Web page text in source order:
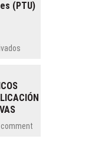
(PTU)
en
de
accidente:
comment